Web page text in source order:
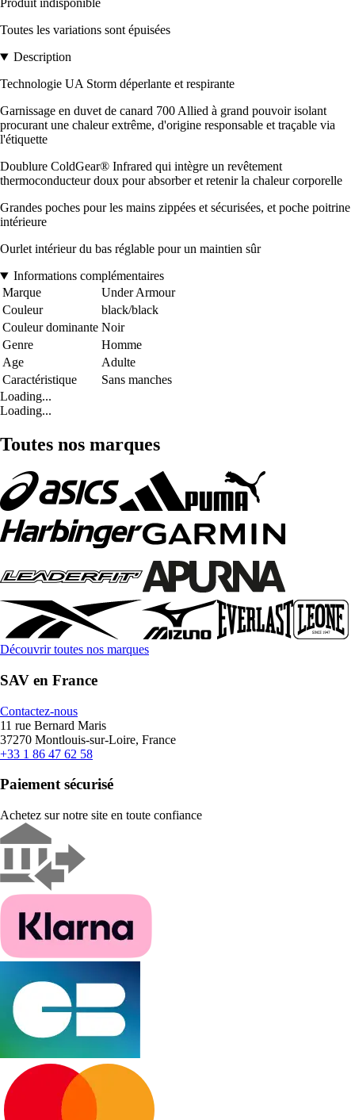
Produit indisponible
Toutes les variations sont épuisées
Description
Technologie UA Storm déperlante et respirante
Garnissage en duvet de canard 700 Allied à grand pouvoir isolant
procurant une chaleur extrême, d'origine responsable et traçable via
l'étiquette
Doublure ColdGear® Infrared qui intègre un revêtement
thermoconducteur doux pour absorber et retenir la chaleur corporelle
Grandes poches pour les mains zippées et sécurisées, et poche poitrine
intérieure
Ourlet intérieur du bas réglable pour un maintien sûr
Informations complémentaires
Marque
Under Armour
Couleur
black/black
Couleur dominante Noir
Genre
Homme
Age
Adulte
Caractéristique
Sans manches
Loading...
Loading...
Toutes nos marques
Découvrir toutes nos marques
SAV en France
Contactez-nous
11 rue Bernard Maris
37270 Montlouis-sur-Loire, France
+33 1 86 47 62 58
Paiement sécurisé
Achetez sur notre site en toute confiance